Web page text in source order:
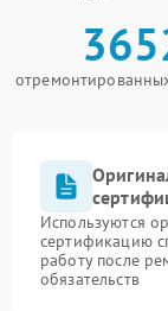
Используются
сертификацию
работу после
обязательств